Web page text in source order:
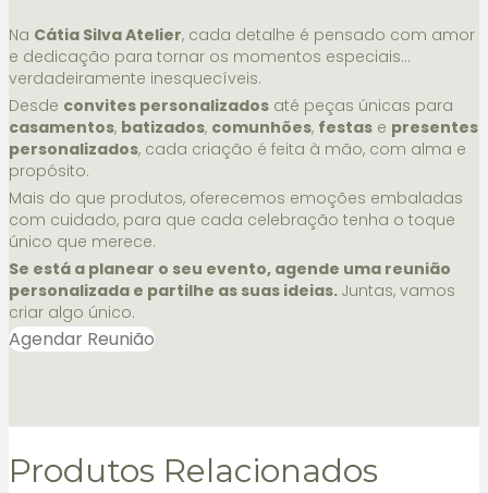
Na Cátia Silva Atelier, cada detalhe é pensado com amor
e dedicação para tornar os momentos especiais…
verdadeiramente inesquecíveis.
Desde convites personalizados até peças únicas para
casamentos, batizados, comunhões, festas e presentes
personalizados, cada criação é feita à mão, com alma e
propósito.
Mais do que produtos, oferecemos emoções embaladas
com cuidado, para que cada celebração tenha o toque
único que merece.
Se está a planear o seu evento, agende uma reunião
personalizada e partilhe as suas ideias. Juntas, vamos
criar algo único.
Agendar Reunião
Produtos Relacionados